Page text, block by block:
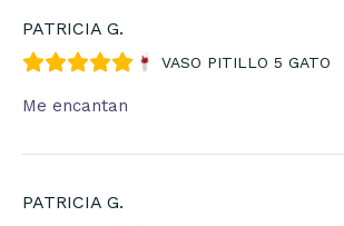
PATRICIA G.
VASO PITILLO 5 GATO
Me encantan
PATRICIA G.